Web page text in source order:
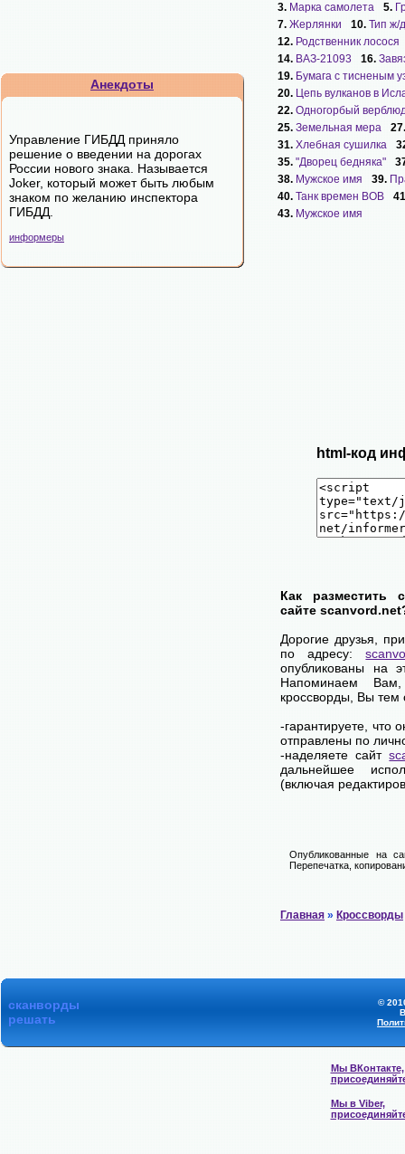
Анекдоты
Управление ГИБДД приняло
решение о введении на дорогах
России нового знака. Называется
Joker, который может быть любым
знаком по желанию инспектора
ГИБДД.
информеры
3. Марка самолета 5.
7. Жерлянки 10. Тип ж/
12. Родственник лосося
14. ВАЗ-21093 16.
19. Бумага с тисненым
20. Цепь вулканов в
22. Одногорбый
25. Земельная мера
31. Хлебная сушилка
35. "Дворец бедняка"
38. Мужское имя 39.
40. Танк времен ВОВ
43. Мужское имя
html-код
Как разместить
сайте
Дорогие друзья,
по адресу:
опубликованы на
Напоминаем
кроссворды, Вы
-гарантируете, что
отправлены по
-наделяете сайт
дальнейшее
(включая
Опубликованные на
Перепечатка,
Главная » Кроссворды
сканворды
решать
©
Мы ВКонтакте,
Мы в Viber,